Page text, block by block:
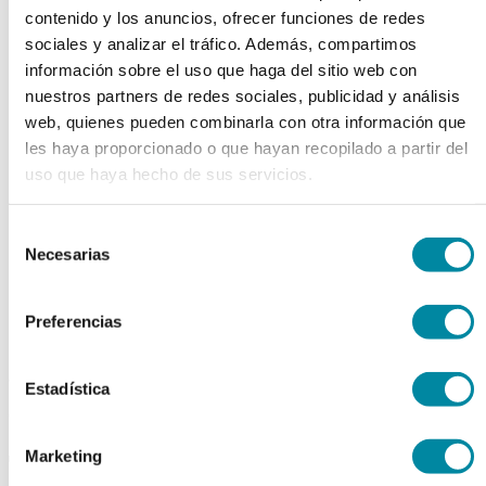
contenido y los anuncios, ofrecer funciones de redes
sociales y analizar el tráfico. Además, compartimos
información sobre el uso que haga del sitio web con
nuestros partners de redes sociales, publicidad y análisis
web, quienes pueden combinarla con otra información que
les haya proporcionado o que hayan recopilado a partir del
uso que haya hecho de sus servicios.
Necesarias
Preferencias
Estadística
Marketing
chevron_left chevron_right
adquiriendo este producto
TIMOL